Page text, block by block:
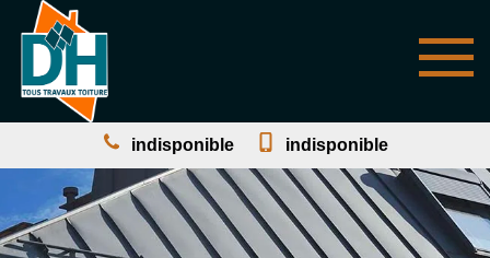
indisponible indisponible